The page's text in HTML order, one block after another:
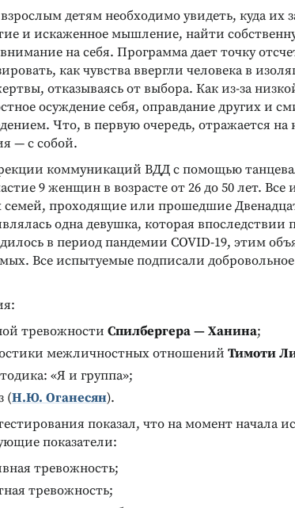
детям необходимо увидеть, куда их
и искаженное мышление, найти
на себя. Программа дает точку
как чувства ввергли человека в
отказываясь от выбора. Как из-за
осуждение себя, оправдание других и
Что, в первую очередь, отражается
— с собой.
коммуникаций ВДД с помощью
9 женщин в возрасте от 26 до 50 лет. Все
проходящие или прошедшие
одна девушка, которая впоследствии
в период пандемии COVID-19, этим
Все испытуемые подписали добровольное
тревожности Спилбергера — Ханина;
межличностных отношений Тимоти
«Я и группа»;
(Н.Ю. Оганесян).
показал, что на момент начала
показатели:
тревожность;
тревожность;
Реклама
ЛЮШЕРА
Реклама
ДИАГНОСТИКА ИНТЕЛЛЕКТУАЛЬНЫХ И
ТВОРЧЕСКИХ СПОСОБНОСТЕЙ
Интеллектуальный тест
Кеттелла
Измерение уровня невербального